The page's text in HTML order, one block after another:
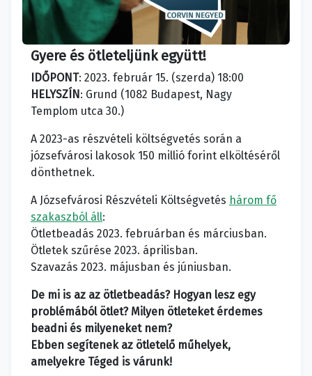
Gyere és ötleteljünk együtt!
IDŐPONT: 2023. február 15. (szerda) 18:00
HELYSZÍN: Grund (1082 Budapest, Nagy
Templom utca 30.)
A 2023-as részvételi költségvetés során a
józsefvárosi lakosok 150 millió forint elköltéséről
dönthetnek.
A Józsefvárosi Részvételi Költségvetés három fő
szakaszból áll:
Ötletbeadás 2023. februárban és márciusban.
Ötletek szűrése 2023. áprilisban.
Szavazás 2023. májusban és júniusban.
De mi is az az ötletbeadás? Hogyan lesz egy
problémából ötlet? Milyen ötleteket érdemes
beadni és milyeneket nem?
Ebben segítenek az ötletelő műhelyek,
amelyekre Téged is várunk!